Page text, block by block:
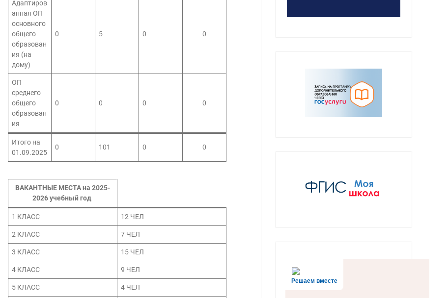
Адаптиров
анная ОП
основного
общего
образован
ия (на
дому)
0 5 0 0
ОП
среднего
общего
образован
ия
0 0 0 0
Итого на
01.09.2025
0 101 0 0
ВАКАНТНЫЕ МЕСТА на 2025-
2026 учебный год
1 КЛАСС 12 ЧЕЛ
2 КЛАСС 7 ЧЕЛ
3 КЛАСС 15 ЧЕЛ
4 КЛАСС 9 ЧЕЛ
5 КЛАСС 4 ЧЕЛ
Решаем вместе